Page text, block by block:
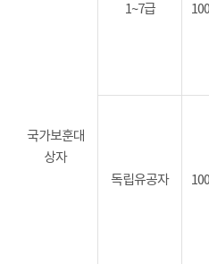
국가보훈대
상자
1~7급
독립유공자